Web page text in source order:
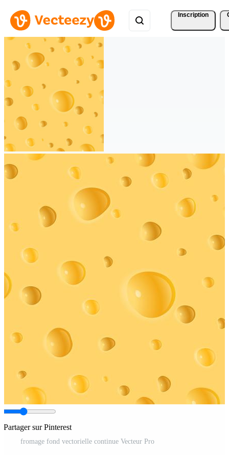
Inscription
Partager sur Pinterest
fromage fond vectorielle continue Vecteur Pro